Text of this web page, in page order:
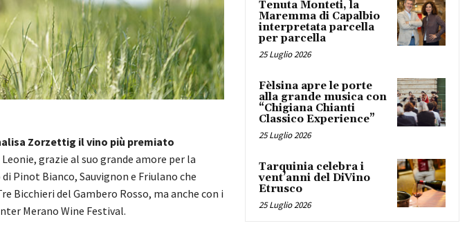
Zorzettig il vino più premiato
Leonie, grazie al suo grande amore per la
Pinot Bianco, Sauvignon e Friulano che
Bicchieri del Gambero Rosso, ma anche con i
Merano Wine Festival.
Tenuta Monteti, la
Maremma di Capalbio
interpretata parcella
per parcella
25 Luglio 2026
Fèlsina apre le porte
alla grande musica con
“Chigiana Chianti
Classico Experience”
25 Luglio 2026
Tarquinia celebra i
vent’anni del DiVino
Etrusco
25 Luglio 2026